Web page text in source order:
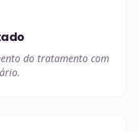
do tratamento com